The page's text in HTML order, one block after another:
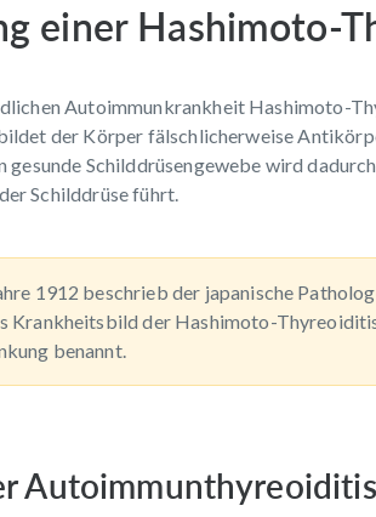
einer Hashimoto-
Autoimmunkrankheit Hashimoto-
der Körper fälschlicherweise
gesunde Schilddrüsengewebe wird
Schilddrüse führt.
1912 beschrieb der japanische
Krankheitsbild der Hashimoto-
benannt.
Autoimmunthyreoiditis